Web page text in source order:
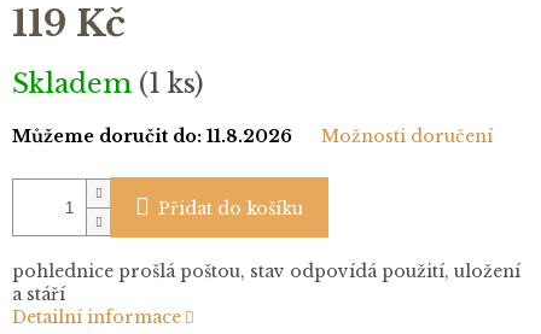
119 Kč
Měrná
cena:
Skladem (1 ks)
Můžeme doručit do: 11.8.2026 Možnosti doručení
Přidat do košíku
pohlednice prošlá poštou, stav odpovídá použití, uložení
a stáří
Detailní informace